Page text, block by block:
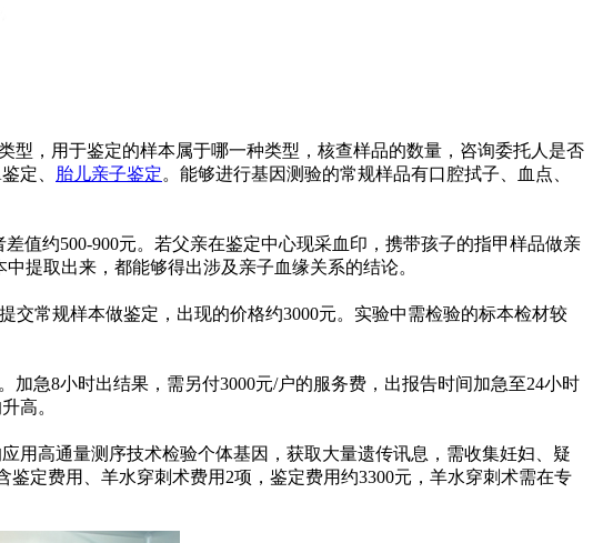
，用于鉴定的样本属于哪一种类型，核查样品的数量，咨询委托人是否
定、
胎儿亲子鉴定。能够进行基因测验的常规样品有口腔拭子、血点、
值约500-900元。若父亲在鉴定中心现采血印，携带孩子的指甲样品做亲
提取出来，都能够得出涉及亲子血缘关系的结论。
交常规样本做鉴定，出现的价格约3000元。实验中需检验的标本检材较
急8小时出结果，需另付3000元/户的服务费，出报告时间加急至24小时
高。
用高通量测序技术检验个体基因，获取大量遗传讯息，需收集妊妇、疑
定费用、羊水穿刺术费用2项，鉴定费用约3300元，羊水穿刺术需在专